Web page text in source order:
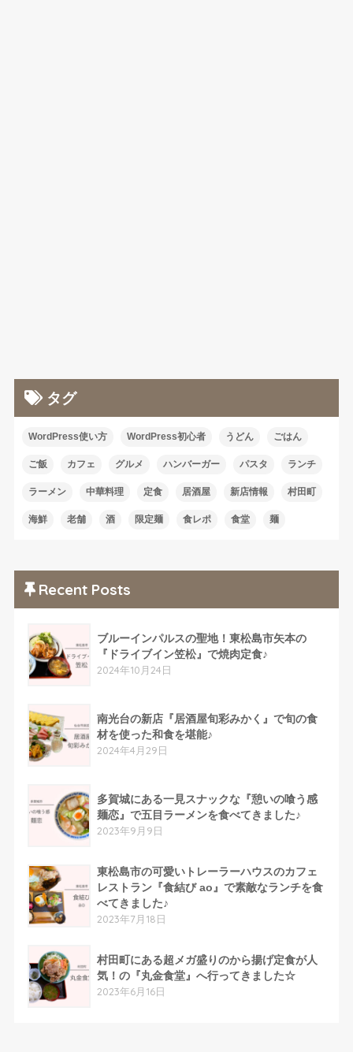
タグ
WordPress使い方 WordPress初心者 うどん ごはん
ご飯 カフェ グルメ ハンバーガー パスタ ランチ
ラーメン 中華料理 定食 居酒屋 新店情報 村田町
海鮮 老舗 酒 限定麺 食レポ 食堂 麺
Recent Posts
ブルーインパルスの聖地！東松島市矢本の
『ドライブイン笠松』で焼肉定食♪
2024年10月24日
南光台の新店『居酒屋旬彩みかく』で旬の食
材を使った和食を堪能♪
2024年4月29日
多賀城にある一見スナックな『憩いの喰う感
麺恋』で五目ラーメンを食べてきました♪
2023年9月9日
東松島市の可愛いトレーラーハウスのカフェ
レストラン『食結び ao』で素敵なランチを食
べてきました♪
2023年7月18日
村田町にある超メガ盛りのから揚げ定食が人
気！の『丸金食堂』へ行ってきました☆
2023年6月16日